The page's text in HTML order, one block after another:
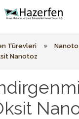
Türevleri »
Nanotoz